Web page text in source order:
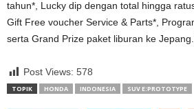
tahun*, Lucky dip dengan total hingga
Gift Free voucher Service & Parts*,
serta Grand Prize paket liburan ke
Post Views: 578
TOPIK HONDA INDONESIA SUV E:PROTOTYPE